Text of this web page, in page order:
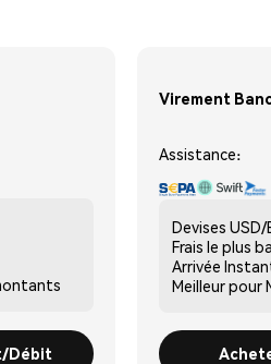
Débit
Virement
Assistance:
Devises USD/
Frais le plus
Arrivée
Meilleur pour